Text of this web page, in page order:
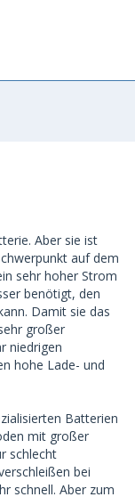
Aber sie ist
auf dem
sehr hoher Strom
benötigt, den
Damit sie das
großer
niedrigen
hohe Lade- und
Batterien
mit großer
schlecht
bei
schnell. Aber zum